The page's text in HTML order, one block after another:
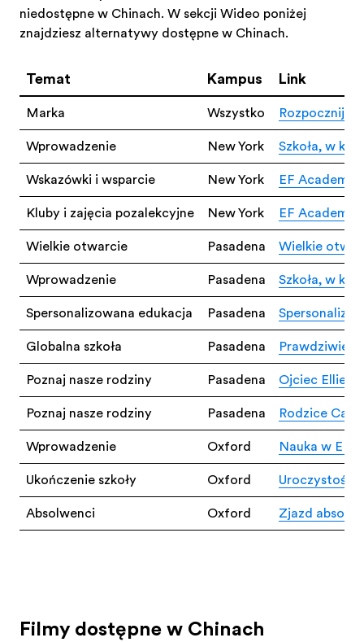
niedostępne w Chinach. W sekcji Wideo poniżej
znajdziesz alternatywy dostępne w Chinach.
Temat Kampus Link
Marka Wszystko Rozpocznij
Wprowadzenie New York Szkoła, w
Wskazówki i wsparcie New York EF Academy
Kluby i zajęcia pozalekcyjne New York EF Academy
Wielkie otwarcie Pasadena Wielkie
Wprowadzenie Pasadena Szkoła, w
Spersonalizowana edukacja Pasadena
Globalna szkoła Pasadena Prawdziwie
Poznaj nasze rodziny Pasadena Ojciec Ellie |
Poznaj nasze rodziny Pasadena Rodzice
Wprowadzenie Oxford Nauka w EF
Ukończenie szkoły Oxford Uroczystość
Absolwenci Oxford Zjazd
Filmy dostępne w Chinach